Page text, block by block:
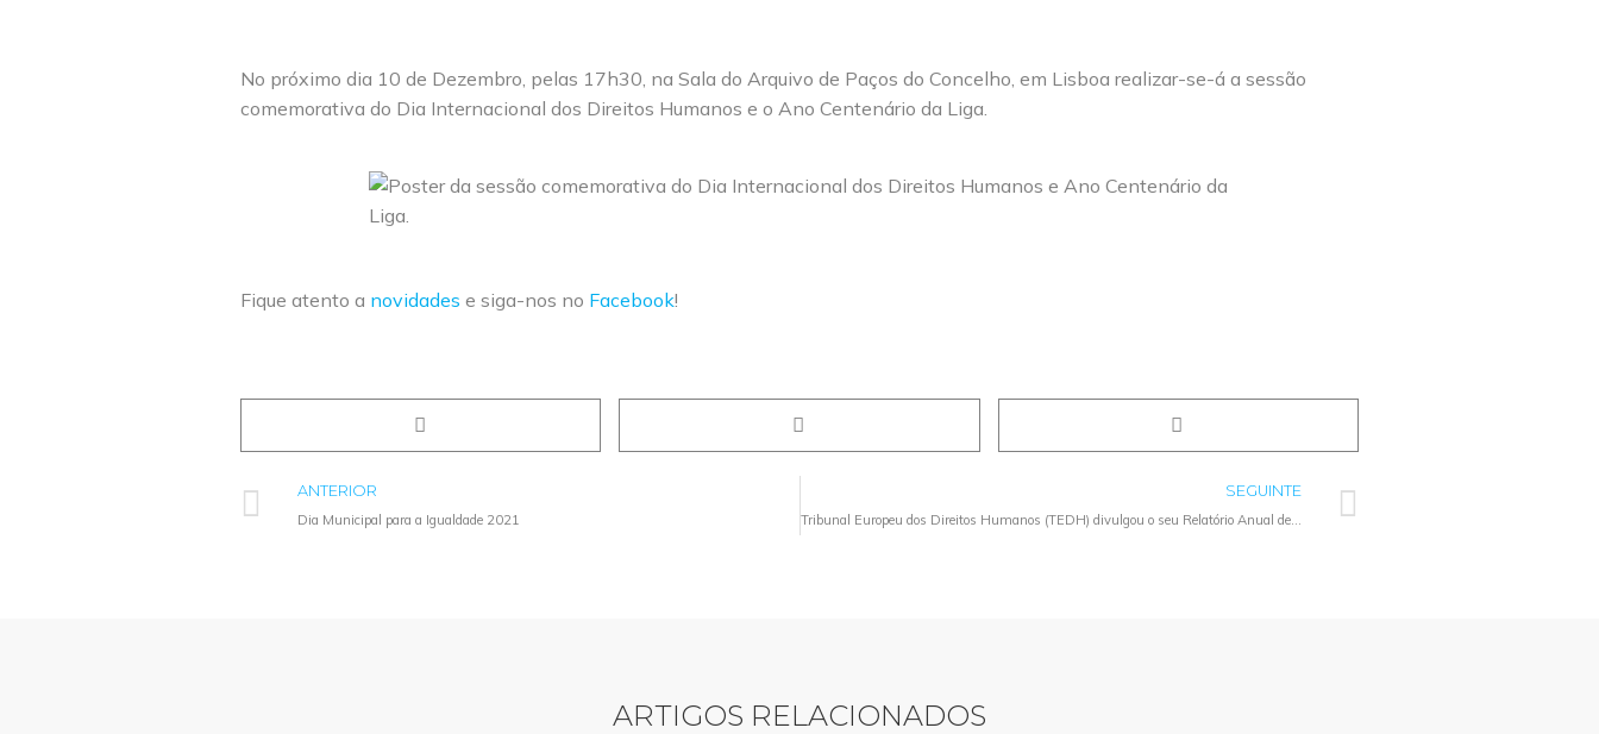
No próximo dia 10 de Dezembro, pelas 17h30, na Sala do Arquivo de Paços do Concelho, em Lisboa realizar-se-á a sessão
comemorativa do Dia Internacional dos Direitos Humanos e o Ano Centenário da Liga.
Fique atento a novidades e siga-nos no Facebook!
ANTERIOR
Dia Municipal para a Igualdade 2021
SEGUINTE
Tribunal Europeu dos Direitos Humanos (TEDH) divulgou o seu Relatório Anual de 2021
ARTIGOS RELACIONADOS